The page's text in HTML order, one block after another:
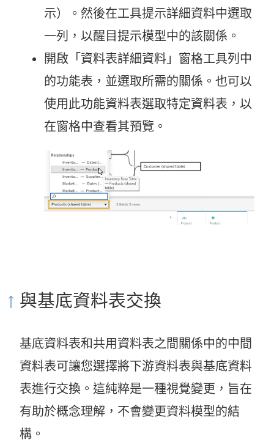
示）。然後在工具提示詳細資料中選取
一列，以醒目提示模型中的該關係。
開啟「資料表詳細資料」窗格工具列中
的功能表，並選取所需的關係。也可以
使用此功能資料表選取特定資料表，以
在窗格中查看其預覽。
與基底資料表交換
基底資料表和共用資料表之間關係中的中間
資料表可讓您選擇將下游資料表與基底資料
表進行交換。這純粹是一種視覺變更，旨在
有助於概念理解，不會變更資料模型的結
構。